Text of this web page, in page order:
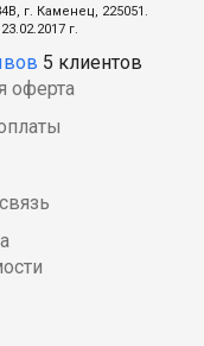
г. Каменец, 225051.
г.
5 клиентов
оферта